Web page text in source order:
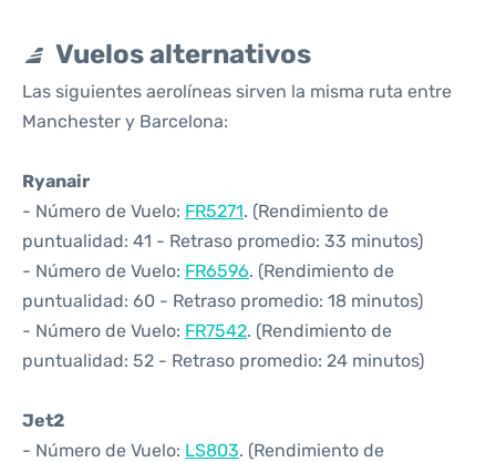
Vuelos alternativos
Las siguientes aerolíneas sirven la misma ruta entre
Manchester y Barcelona:
Ryanair
- Número de Vuelo: FR5271. (Rendimiento de
puntualidad: 41 - Retraso promedio: 33 minutos)
- Número de Vuelo: FR6596. (Rendimiento de
puntualidad: 60 - Retraso promedio: 18 minutos)
- Número de Vuelo: FR7542. (Rendimiento de
puntualidad: 52 - Retraso promedio: 24 minutos)
Jet2
- Número de Vuelo: LS803. (Rendimiento de